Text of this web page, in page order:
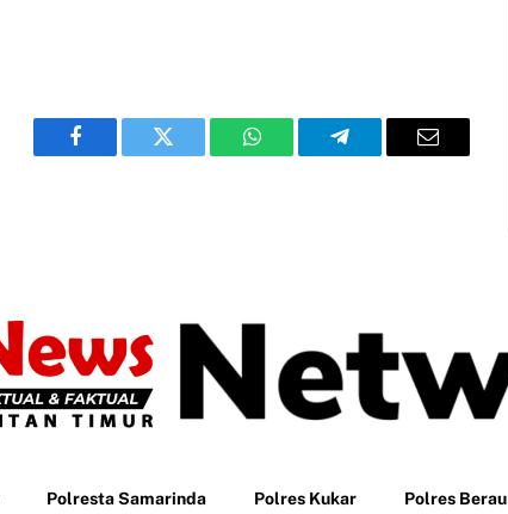
Facebook Twitter WhatsAppTelegram Email
Polresta Samarinda Polres Kukar Polres Berau